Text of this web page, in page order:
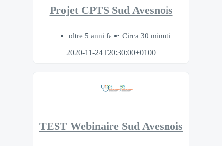
Projet CPTS Sud Avesnois
oltre 5 anni fa
Circa 30 minuti
2020-11-24T20:30:00+0100
TEST Webinaire Sud Avesnois